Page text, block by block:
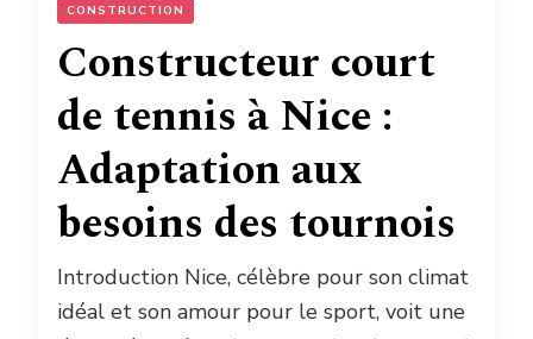
CONSTRUCTION
Constructeur court
de tennis à Nice :
Adaptation aux
besoins des tournois
Introduction Nice, célèbre pour son climat
idéal et son amour pour le sport, voit une